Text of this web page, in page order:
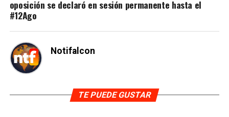
oposición se declaró en sesión permanente hasta el
#12Ago
Notifalcon
TE PUEDE GUSTAR